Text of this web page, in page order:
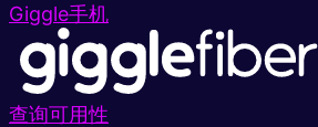
Giggle手机
查询可用性